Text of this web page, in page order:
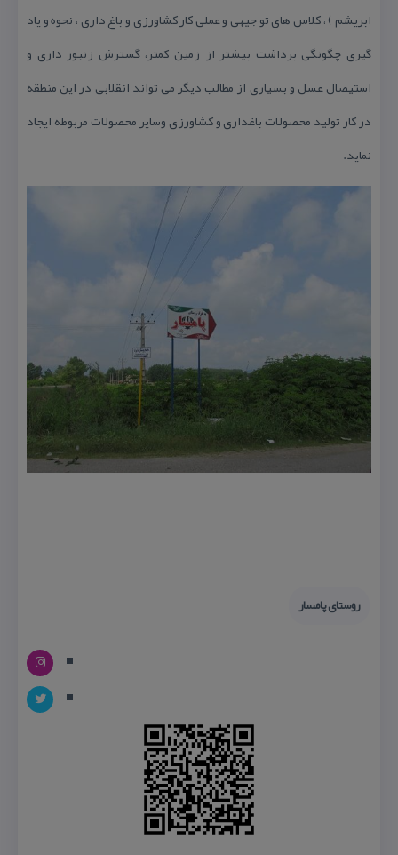
ابریشم ) ، كلاس های تو جیهی و عملی كار كشاورزی و باغ داری ، نحوه و یاد
گیری چگونگی برداشت بیشتر از زمین كمتر، گسترش زنبور داری و
استیصال عسل و بسیاری از مطالب دیگر می تواند انقلابی در این منطقه
در كار تولید محصولات باغداری و كشاورزی وسایر محصولات مربوطه ایجاد
نماید.
روستای پامسار